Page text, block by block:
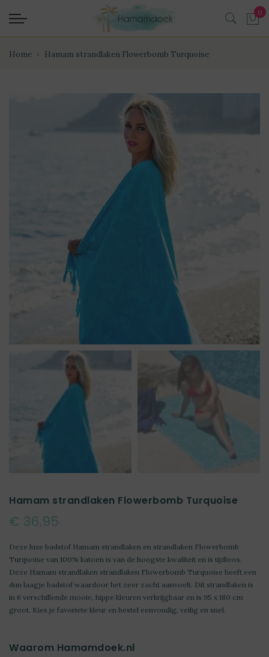
Home Hamam strandlaken Flowerbomb Turquoise
Hamam strandlaken Flowerbomb Turquoise
€ 36.95
Deze luxe badstof Hamam strandlaken en strandlaken Flowerbomb
Turquoise van 100% katoen is van de hoogste kwaliteit en is tijdloos.
Deze Hamam strandlaken strandlaken Flowerbomb Turquoise heeft een
dun laagje badstof waardoor het zeer zacht aanvoelt. Dit strandlaken is
in 6 verschillende mooie, hippe kleuren verkrijgbaar en is 95 x 180 cm
groot. Kies je favoriete kleur en bestel eenvoudig, veilig en snel.
Waarom Hamamdoek.nl